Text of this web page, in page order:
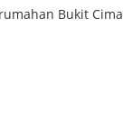
Bukit